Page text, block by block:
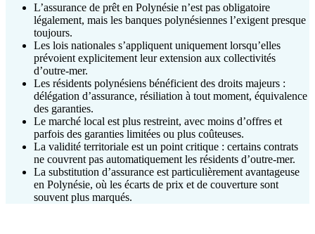
L’assurance de prêt en Polynésie n’est pas obligatoire
légalement, mais les banques polynésiennes l’exigent presque
toujours.
Les lois nationales s’appliquent uniquement lorsqu’elles
prévoient explicitement leur extension aux collectivités
d’outre-mer.
Les résidents polynésiens bénéficient des droits majeurs :
délégation d’assurance, résiliation à tout moment, équivalence
des garanties.
Le marché local est plus restreint, avec moins d’offres et
parfois des garanties limitées ou plus coûteuses.
La validité territoriale est un point critique : certains contrats
ne couvrent pas automatiquement les résidents d’outre‑mer.
La substitution d’assurance est particulièrement avantageuse
en Polynésie, où les écarts de prix et de couverture sont
souvent plus marqués.